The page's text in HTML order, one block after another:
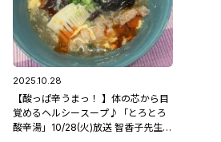
2025.10.28
【酸っぱ辛うまっ！ 】体の芯から目
覚めるヘルシースープ♪「とろとろ
酸辛湯」10/28(火)放送 智香子先生の